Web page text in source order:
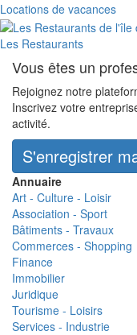
Locations de vacances
Les Restaurants
Vous êtes un
Rejoignez notre
Inscrivez votre
activité.
S'enregistrer
Annuaire
Art - Culture - Loisir
Association - Sport
Bâtiments - Travaux
Commerces - Shopping
Finance
Immobilier
Juridique
Tourisme - Loisirs
Services - Industrie